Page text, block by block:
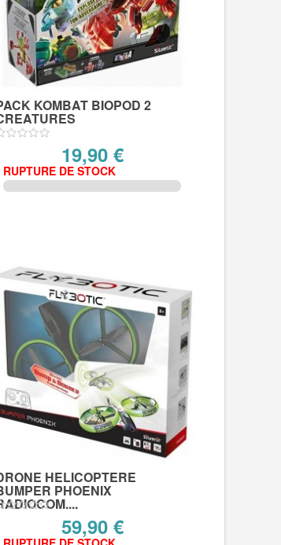
KOMBAT BIOPOD 2
19,90 €
RUPTURE DE STOCK
HELICOPTERE
PHOENIX
59,90 €